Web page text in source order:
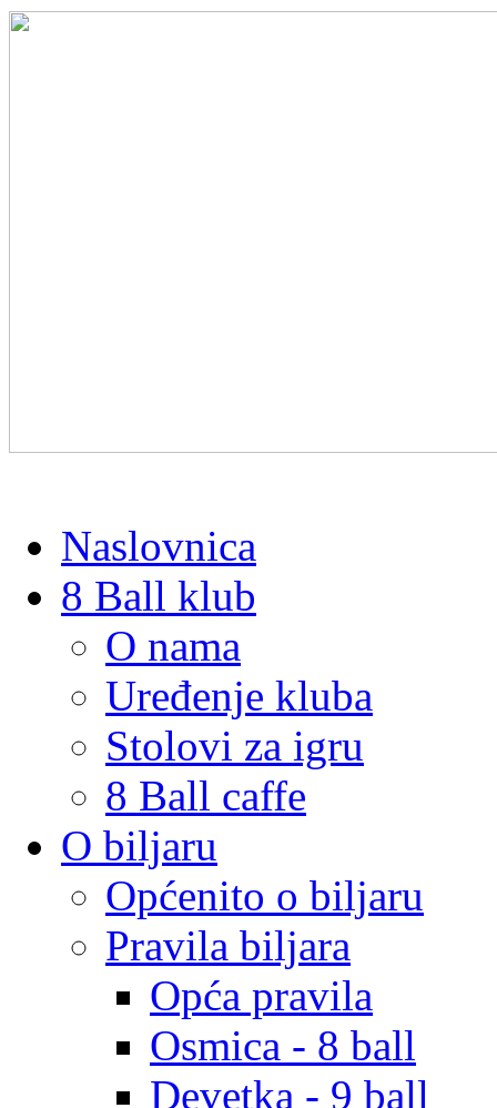
Naslovnica
8 Ball klub
O nama
Uređenje kluba
Stolovi za igru
8 Ball caffe
O biljaru
Općenito o biljaru
Pravila biljara
Opća pravila
Osmica - 8 ball
Devetka - 9 ball